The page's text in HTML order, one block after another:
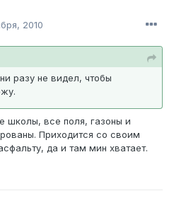
2010
разу не видел, чтобы
школы, все поля, газоны и
Приходится со своим
да и там мин хватает.